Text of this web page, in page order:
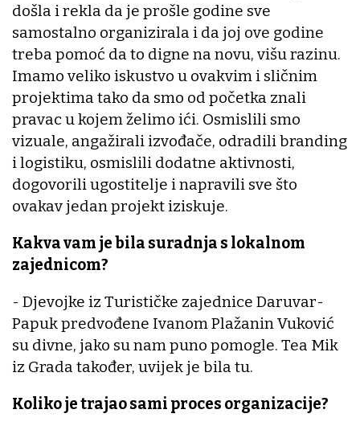
došla i rekla da je prošle godine sve
samostalno organizirala i da joj ove godine
treba pomoć da to digne na novu, višu razinu.
Imamo veliko iskustvo u ovakvim i sličnim
projektima tako da smo od početka znali
pravac u kojem želimo ići. Osmislili smo
vizuale, angažirali izvođače, odradili branding
i logistiku, osmislili dodatne aktivnosti,
dogovorili ugostitelje i napravili sve što
ovakav jedan projekt iziskuje.
Kakva vam je bila suradnja s lokalnom
zajednicom?
- Djevojke iz Turističke zajednice Daruvar-
Papuk predvođene Ivanom Plažanin Vuković
su divne, jako su nam puno pomogle. Tea Mik
iz Grada također, uvijek je bila tu.
Koliko je trajao sami proces organizacije?